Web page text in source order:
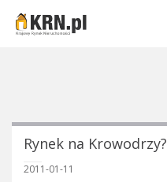
Rynek na Krowodrzy?
2011-01-11